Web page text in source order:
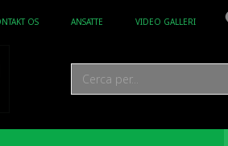
OS ANSATTE VIDEO GALLERI